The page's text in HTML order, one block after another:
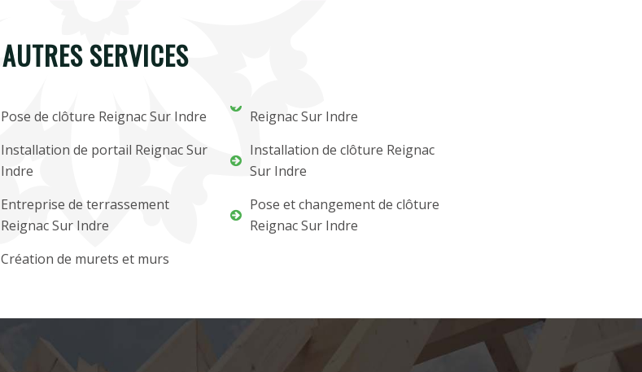
AUTRES SERVICES
Pose de clôture Reignac Sur Indre
Installation de portail Reignac Sur
Indre
Entreprise de terrassement
Reignac Sur Indre
Création de murets et murs
Reignac Sur Indre
Installation de clôture Reignac
Sur Indre
Pose et changement de clôture
Reignac Sur Indre